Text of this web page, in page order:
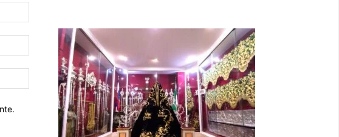
electrónico:*
web: